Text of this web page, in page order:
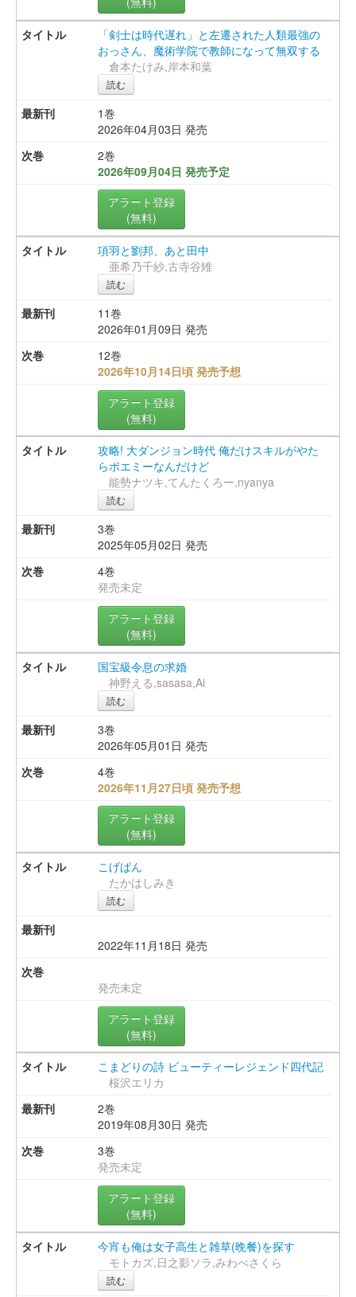
「剣士は時代遅れ」と左遷された人類最強の
おっさん、魔術学院で教師になって無双する
倉本たけみ,岸本和葉
読む
1巻
2026年04月03日 発売
2巻
2026年09月04日 発売予定
アラート登録
(無料)
項羽と劉邦、あと田中
亜希乃千紗,古寺谷雉
読む
11巻
2026年01月09日 発売
12巻
2026年10月14日頃 発売予想
アラート登録
(無料)
攻略! 大ダンジョン時代 俺だけスキルがやた
らポエミーなんだけど
能勢ナツキ,てんたくろー,nyanya
読む
3巻
2025年05月02日 発売
4巻
発売未定
アラート登録
(無料)
国宝級令息の求婚
神野える,sasasa,Ai
読む
3巻
2026年05月01日 発売
4巻
2026年11月27日頃 発売予想
アラート登録
(無料)
こげぱん
たかはしみき
読む
2022年11月18日 発売
発売未定
アラート登録
(無料)
こまどりの詩 ビューティーレジェンド四代記
桜沢エリカ
2巻
2019年08月30日 発売
3巻
発売未定
アラート登録
(無料)
今宵も俺は女子高生と雑草(晩餐)を探す
モトカズ,日之影ソラ,みわべさくら
読む